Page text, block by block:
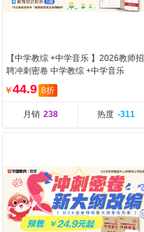
【中学教综 +中学音乐 】2026教师招
聘冲刺密卷 中学教综 +中学音乐
￥44.9 8折
月销 238 热度 -311